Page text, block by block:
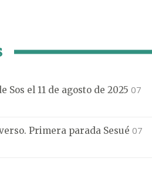
Sos el 11 de agosto de 2025 07
Primera parada Sesué 07